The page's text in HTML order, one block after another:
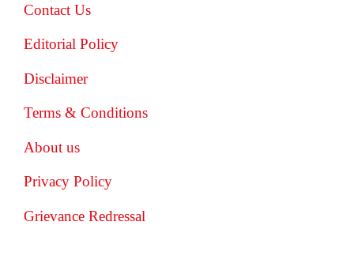
Contact Us
Editorial Policy
Disclaimer
Terms & Conditions
About us
Privacy Policy
Grievance Redressal